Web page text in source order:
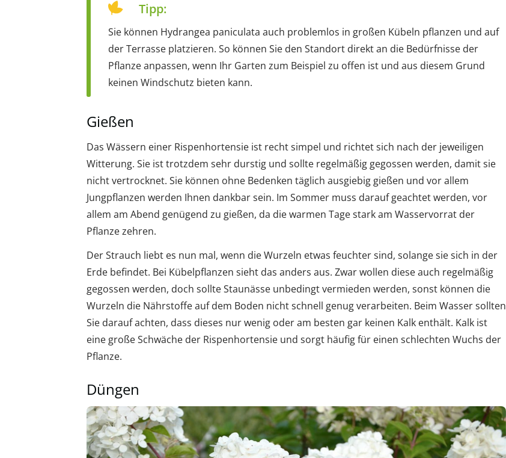
Tipp:
Sie können Hydrangea paniculata auch problemlos in großen Kübeln pflanzen und auf
der Terrasse platzieren. So können Sie den Standort direkt an die Bedürfnisse der
Pflanze anpassen, wenn Ihr Garten zum Beispiel zu offen ist und aus diesem Grund
keinen Windschutz bieten kann.
Gießen
Das Wässern einer Rispenhortensie ist recht simpel und richtet sich nach der jeweiligen
Witterung. Sie ist trotzdem sehr durstig und sollte regelmäßig gegossen werden, damit sie
nicht vertrocknet. Sie können ohne Bedenken täglich ausgiebig gießen und vor allem
Jungpflanzen werden Ihnen dankbar sein. Im Sommer muss darauf geachtet werden, vor
allem am Abend genügend zu gießen, da die warmen Tage stark am Wasservorrat der
Pflanze zehren.
Der Strauch liebt es nun mal, wenn die Wurzeln etwas feuchter sind, solange sie sich in der
Erde befindet. Bei Kübelpflanzen sieht das anders aus. Zwar wollen diese auch regelmäßig
gegossen werden, doch sollte Staunässe unbedingt vermieden werden, sonst können die
Wurzeln die Nährstoffe auf dem Boden nicht schnell genug verarbeiten. Beim Wasser sollten
Sie darauf achten, dass dieses nur wenig oder am besten gar keinen Kalk enthält. Kalk ist
eine große Schwäche der Rispenhortensie und sorgt häufig für einen schlechten Wuchs der
Pflanze.
Düngen